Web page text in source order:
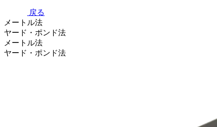
戻る
メートル法
ヤード・ポンド法
メートル法
ヤード・ポンド法